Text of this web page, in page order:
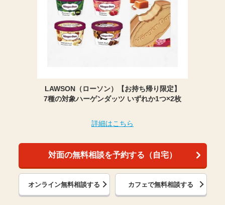
LAWSON（ローソン）【お持ち帰り限定】
7種の対象ハーゲンダッツ いずれか1つ×2枚
詳細はこちら
対面の無料相談を予約する（自宅）
オンライン無料相談する カフェで無料相談する